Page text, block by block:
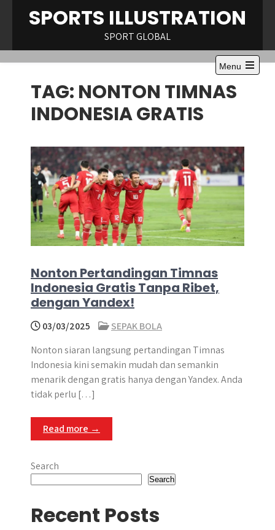
SPORTS ILLUSTRATION
SPORT GLOBAL
Menu
Open
TAG: NONTON TIMNAS
INDONESIA GRATIS
Nonton Pertandingan Timnas
Indonesia Gratis Tanpa Ribet,
dengan Yandex!
03/03/2025
SEPAK BOLA
Nonton siaran langsung pertandingan Timnas
Indonesia kini semakin mudah dan semankin
menarik dengan gratis hanya dengan Yandex. Anda
tidak perlu […]
Read more →
Search
Search
Recent Posts